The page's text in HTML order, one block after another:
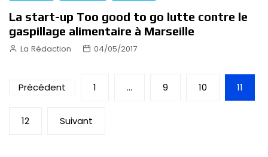
La start-up Too good to go lutte contre le
gaspillage alimentaire à Marseille
La Rédaction 04/05/2017
Pagination
publications
Précédent 1 … 9 10 11
12 Suivant